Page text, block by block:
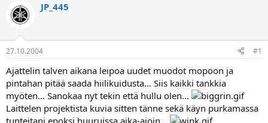
k
u
t
e
u
n
a
l
o
i
s
i
v
ä
JP_445
27.10.2004 #1
Ajattelin talven aikana leipoa uudet muodot mopoon ja
pintahan pitää saada hiilikuidusta... Siis kaikki tankkia
myöten... Sanokaa nyt tekin että hullu olen...
Laittelen projektista kuvia sitten tänne sekä käyn purkamassa
tunteitani epoksi huuruissa aika-ajoin...